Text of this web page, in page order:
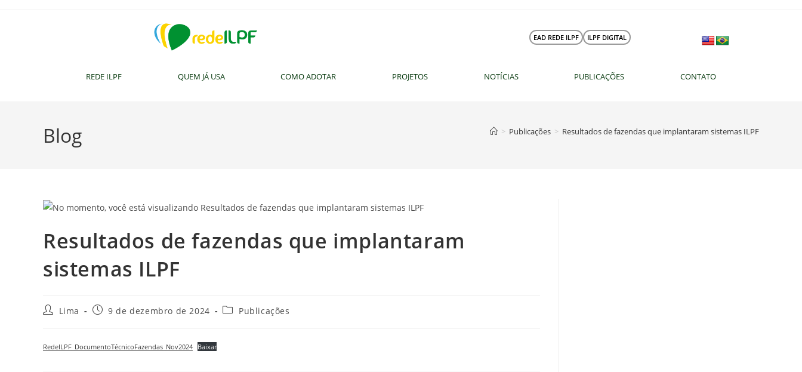
EAD REDE ILPF ILPF DIGITAL
REDE ILPF QUEM JÁ USA COMO ADOTAR PROJETOS NOTÍCIAS PUBLICAÇÕES CONTATO
Blog > Publicações > Resultados de fazendas que implantaram sistemas ILPF
Resultados de fazendas que implantaram
sistemas ILPF
Lima 9 de dezembro de 2024 Publicações
RedeILPF_DocumentoTécnicoFazendas_Nov2024 Baixar